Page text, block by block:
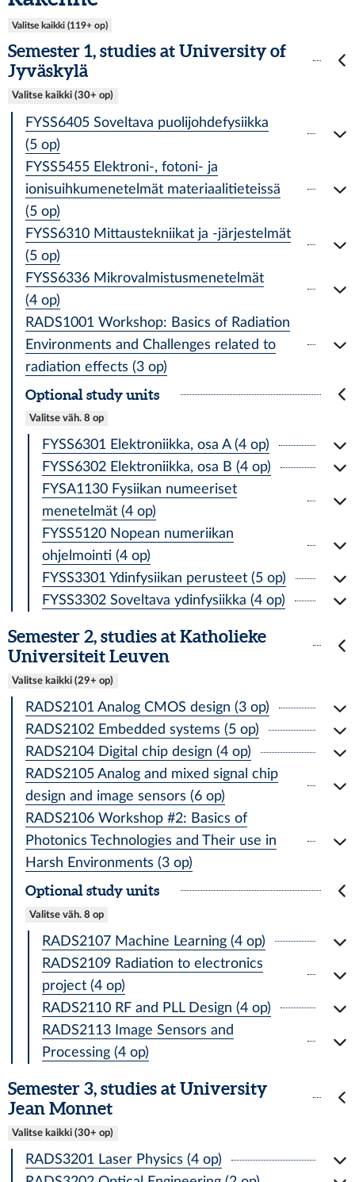
Valitse kaikki (119+ op)
Semester 1, studies at University of
Jyväskylä
Valitse kaikki (30+ op)
FYSS6405 Soveltava puolijohdefysiikka
(5 op)
FYSS5455 Elektroni-, fotoni- ja
ionisuihkumenetelmät materiaalitieteissä
(5 op)
FYSS6310 Mittaustekniikat ja -järjestelmät
(5 op)
FYSS6336 Mikrovalmistusmenetelmät
(4 op)
RADS1001 Workshop: Basics of Radiation
Environments and Challenges related to
radiation effects (3 op)
Optional study units
Valitse väh. 8 op
FYSS6301 Elektroniikka, osa A (4 op)
FYSS6302 Elektroniikka, osa B (4 op)
FYSA1130 Fysiikan numeeriset
menetelmät (4 op)
FYSS5120 Nopean numeriikan
ohjelmointi (4 op)
FYSS3301 Ydinfysiikan perusteet (5 op)
FYSS3302 Soveltava ydinfysiikka (4 op)
Semester 2, studies at Katholieke
Universiteit Leuven
Valitse kaikki (29+ op)
RADS2101 Analog CMOS design (3 op)
RADS2102 Embedded systems (5 op)
RADS2104 Digital chip design (4 op)
RADS2105 Analog and mixed signal chip
design and image sensors (6 op)
RADS2106 Workshop #2: Basics of
Photonics Technologies and Their use in
Harsh Environments (3 op)
Optional study units
Valitse väh. 8 op
RADS2107 Machine Learning (4 op)
RADS2109 Radiation to electronics
project (4 op)
RADS2110 RF and PLL Design (4 op)
RADS2113 Image Sensors and
Processing (4 op)
Semester 3, studies at University
Jean Monnet
Valitse kaikki (30+ op)
RADS3201 Laser Physics (4 op)